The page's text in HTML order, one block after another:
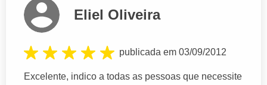
Eliel Oliveira
publicada em 03/09/2012
Excelente, indico a todas as pessoas que necessite